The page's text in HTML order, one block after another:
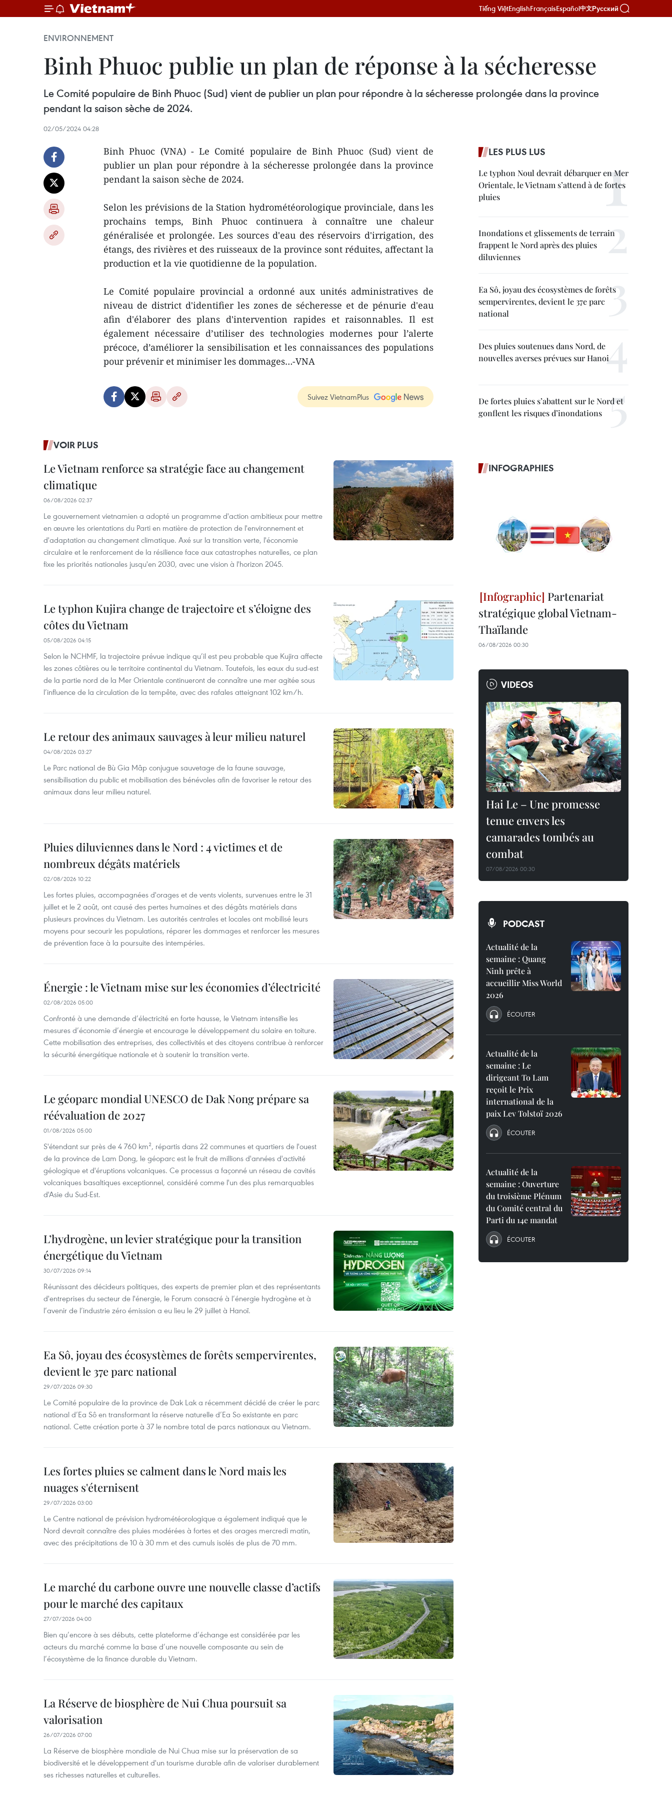
Tiếng ViệtEnglishFrançaisEspañol中文Русский
ENVIRONNEMENT
Binh Phuoc publie un plan de réponse à la sécheresse
Le Comité populaire de Binh Phuoc (Sud) vient de publier un plan pour répondre à la sécheresse prolongée dans la province
pendant la saison sèche de 2024.
02/05/2024 04:28
Binh Phuoc (VNA) - Le Comité populaire de Binh Phuoc (Sud) vient de
publier un plan pour répondre à la sécheresse prolongée dans la province
pendant la saison sèche de 2024.
Selon les prévisions de la Station hydrométéorologique provinciale, dans les
prochains temps, Binh Phuoc continuera à connaître une chaleur
généralisée et prolongée. Les sources d'eau des réservoirs d'irrigation, des
étangs, des rivières et des ruisseaux de la province sont réduites, affectant la
production et la vie quotidienne de la population.
Le Comité populaire provincial a ordonné aux unités administratives de
niveau de district d'identifier les zones de sécheresse et de pénurie d'eau
afin d'élaborer des plans d'intervention rapides et raisonnables. Il est
également nécessaire d’utiliser des technologies modernes pour l’alerte
précoce, d’améliorer la sensibilisation et les connaissances des populations
pour prévenir et minimiser les dommages…-VNA
Suivez VietnamPlus
VOIR PLUS
Le Vietnam renforce sa stratégie face au changement
climatique
06/08/2026 02:37
Le gouvernement vietnamien a adopté un programme d'action ambitieux pour mettre
en œuvre les orientations du Parti en matière de protection de l'environnement et
d'adaptation au changement climatique. Axé sur la transition verte, l'économie
circulaire et le renforcement de la résilience face aux catastrophes naturelles, ce plan
fixe les priorités nationales jusqu'en 2030, avec une vision à l'horizon 2045.
Le typhon Kujira change de trajectoire et s’éloigne des
côtes du Vietnam
05/08/2026 04:15
Selon le NCHMF, la trajectoire prévue indique qu’il est peu probable que Kujira affecte
les zones côtières ou le territoire continental du Vietnam. Toutefois, les eaux du sud-est
de la partie nord de la Mer Orientale continueront de connaître une mer agitée sous
l’influence de la circulation de la tempête, avec des rafales atteignant 102 km/h.
Le retour des animaux sauvages à leur milieu naturel
04/08/2026 03:27
Le Parc national de Bù Gia Mâp conjugue sauvetage de la faune sauvage,
sensibilisation du public et mobilisation des bénévoles afin de favoriser le retour des
animaux dans leur milieu naturel.
Pluies diluviennes dans le Nord : 4 victimes et de
nombreux dégâts matériels
02/08/2026 10:22
Les fortes pluies, accompagnées d'orages et de vents violents, survenues entre le 31
juillet et le 2 août, ont causé des pertes humaines et des dégâts matériels dans
plusieurs provinces du Vietnam. Les autorités centrales et locales ont mobilisé leurs
moyens pour secourir les populations, réparer les dommages et renforcer les mesures
de prévention face à la poursuite des intempéries.
Énergie : le Vietnam mise sur les économies d’électricité
02/08/2026 05:00
Confronté à une demande d’électricité en forte hausse, le Vietnam intensifie les
mesures d’économie d’énergie et encourage le développement du solaire en toiture.
Cette mobilisation des entreprises, des collectivités et des citoyens contribue à renforcer
la sécurité énergétique nationale et à soutenir la transition verte.
Le géoparc mondial UNESCO de Dak Nong prépare sa
réévaluation de 2027
01/08/2026 05:00
S'étendant sur près de 4 760 km², répartis dans 22 communes et quartiers de l'ouest
de la province de Lam Dong, le géoparc est le fruit de millions d'années d'activité
géologique et d'éruptions volcaniques. Ce processus a façonné un réseau de cavités
volcaniques basaltiques exceptionnel, considéré comme l'un des plus remarquables
d'Asie du Sud-Est.
L’hydrogène, un levier stratégique pour la transition
énergétique du Vietnam
30/07/2026 09:14
Réunissant des décideurs politiques, des experts de premier plan et des représentants
d'entreprises du secteur de l'énergie, le Forum consacré à l’énergie hydrogène et à
l’avenir de l’industrie zéro émission a eu lieu le 29 juillet à Hanoï.
Ea Sô, joyau des écosystèmes de forêts sempervirentes,
devient le 37e parc national
29/07/2026 09:30
Le Comité populaire de la province de Dak Lak a récemment décidé de créer le parc
national d’Ea Sô en transformant la réserve naturelle d’Ea So existante en parc
national. Cette création porte à 37 le nombre total de parcs nationaux au Vietnam.
Les fortes pluies se calment dans le Nord mais les
nuages s'éternisent
29/07/2026 03:00
Le Centre national de prévision hydrométéorologique a également indiqué que le
Nord devrait connaître des pluies modérées à fortes et des orages mercredi matin,
avec des précipitations de 10 à 30 mm et des cumuls isolés de plus de 70 mm.
Le marché du carbone ouvre une nouvelle classe d’actifs
pour le marché des capitaux
27/07/2026 04:00
Bien qu’encore à ses débuts, cette plateforme d’échange est considérée par les
acteurs du marché comme la base d’une nouvelle composante au sein de
l’écosystème de la finance durable du Vietnam.
La Réserve de biosphère de Nui Chua poursuit sa
valorisation
26/07/2026 07:00
La Réserve de biosphère mondiale de Nui Chua mise sur la préservation de sa
biodiversité et le développement d'un tourisme durable afin de valoriser durablement
ses richesses naturelles et culturelles.
LES PLUS LUS
Le typhon Noul devrait débarquer en Mer
Orientale, le Vietnam s’attend à de fortes
pluies
Inondations et glissements de terrain
frappent le Nord après des pluies
diluviennes
Ea Sô, joyau des écosystèmes de forêts
sempervirentes, devient le 37e parc
national
Des pluies soutenues dans Nord, de
nouvelles averses prévues sur Hanoi
De fortes pluies s’abattent sur le Nord et
gonflent les risques d’inondations
INFOGRAPHIES
Partenariat
stratégique global Vietnam-
Thaïlande
06/08/2026 00:30
VIDEOS
Hai Le – Une promesse
tenue envers les
camarades tombés au
combat
07/08/2026 00:30
PODCAST
Actualité de la
semaine : Quang
Ninh prête à
accueillir Miss World
2026
ÉCOUTER
Actualité de la
semaine : Le
dirigeant To Lam
reçoit le Prix
international de la
paix Lev Tolstoï 2026
ÉCOUTER
Actualité de la
semaine : Ouverture
du troisième Plénum
du Comité central du
Parti du 14e mandat
ÉCOUTER